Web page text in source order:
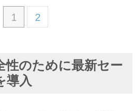
1 2
性のために最新セー
導入